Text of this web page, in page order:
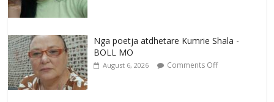
Nga poetja atdhetare Kumrie Shala -
BOLL MO
August 6, 2026 Comments Off